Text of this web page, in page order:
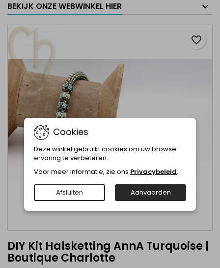
BEKIJK ONZE WEBWINKEL HIER
DIY Kit Halsketting AnnA Turquoise |
Boutique Charlotte
favorite_border
Cookies
Deze winkel gebruikt cookies om uw browse-
ervaring te verbeteren.
Voor meer informatie, zie ons Privacybeleid.
Afsluiten Aanvaarden